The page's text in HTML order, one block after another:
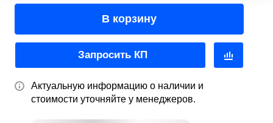
В корзину
Запросить КП
Актуальную информацию о наличии и
стоимости уточняйте у менеджеров.